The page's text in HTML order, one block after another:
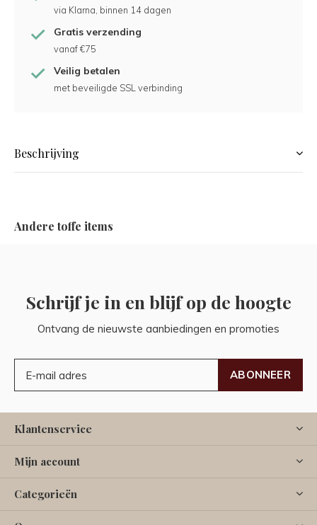
via Klarna, binnen 14 dagen
Gratis verzending
vanaf €75
Veilig betalen
met beveiligde SSL verbinding
Beschrijving
Andere toffe items
Schrijf je in en blijf op de hoogte
Ontvang de nieuwste aanbiedingen en promoties
ABONNEER
Klantenservice
Mijn account
Categorieën